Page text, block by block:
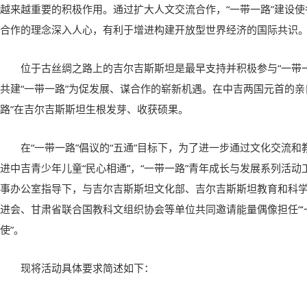
越来越重要的积极作用。通过扩大人文交流合作，“一带一路”建设
合作的理念深入人心，有利于增进构建开放型世界经济的国际共识
位于古丝绸之路上的吉尔吉斯斯坦是最早支持并积极参与“一带
共建“一带一路”为促发展、谋合作的崭新机遇。在中吉两国元首的
路”在吉尔吉斯斯坦生根发芽、收获硕果。
在“一带一路”倡议的“五通”目标下，为了进一步通过文化交流
进中吉青少年儿童“民心相通”， “一带一路”青年成长与发展系列活动
事办公室指导下，与吉尔吉斯斯坦文化部、吉尔吉斯斯坦教育和科
进会、甘肃省联合国教科文组织协会等单位共同邀请能量偶像担任
使”。
现将活动具体要求简述如下：